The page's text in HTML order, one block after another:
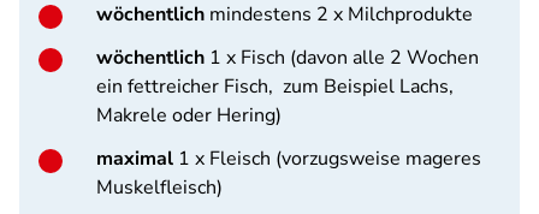
wöchentlich mindestens 2 x Milchprodukte
wöchentlich 1 x Fisch (davon alle 2 Wochen
ein fettreicher Fisch, zum Beispiel Lachs,
Makrele oder Hering)
maximal 1 x Fleisch (vorzugsweise mageres
Muskelfleisch)